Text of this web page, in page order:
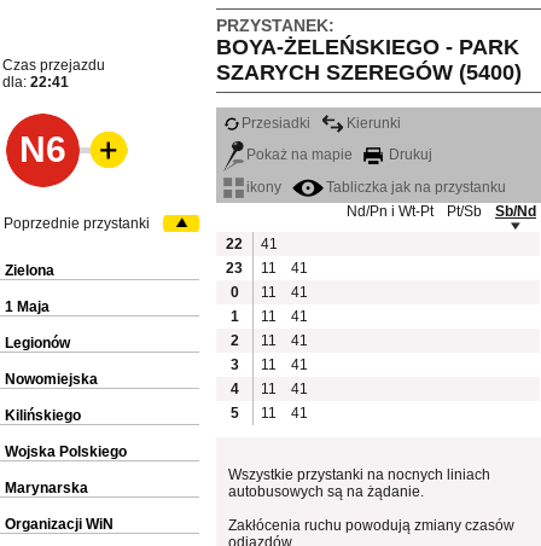
PRZYSTANEK:
BOYA-ŻELEŃSKIEGO - PARK
SZARYCH SZEREGÓW (5400)
Czas przejazdu
dla: 22:41
N6
Przesiadki
Kierunki
Pokaż na mapie
Drukuj
ikony
Tabliczka jak na przystanku
Nd/Pn i Wt-Pt
Pt/Sb
Sb/Nd
22
41
23
11
41
0
11
41
1
11
41
2
11
41
3
11
41
4
11
41
5
11 41
Wszystkie przystanki na nocnych liniach
autobusowych są na żądanie.
Zakłócenia ruchu powodują zmiany czasów
odjazdów
Poprzednie przystanki
Zielona
1 Maja
Legionów
Nowomiejska
Kilińskiego
Wojska Polskiego
Marynarska
Organizacji WiN